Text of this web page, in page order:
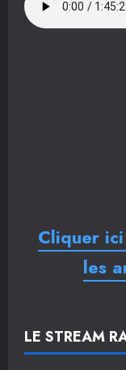
Cliquer
les
LE STREAM